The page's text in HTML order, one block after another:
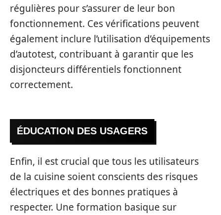
régulières pour s’assurer de leur bon
fonctionnement. Ces vérifications peuvent
également inclure l’utilisation d’équipements
d’autotest, contribuant à garantir que les
disjoncteurs différentiels fonctionnent
correctement.
ÉDUCATION DES USAGERS
Enfin, il est crucial que tous les utilisateurs
de la cuisine soient conscients des risques
électriques et des bonnes pratiques à
respecter. Une formation basique sur